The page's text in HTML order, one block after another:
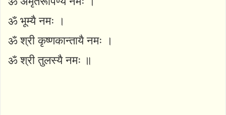
ॐ भूम्यै नमः ।
ॐ श्री कृष्णकान्तायै नमः ।
ॐ श्री तुलस्यै नमः ॥